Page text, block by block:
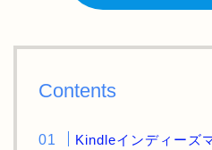
Contents
Kindleインディーズ